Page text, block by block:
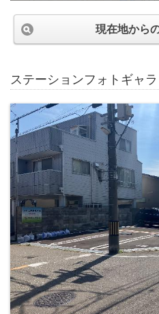
現在地から
ステーションフォトギャ